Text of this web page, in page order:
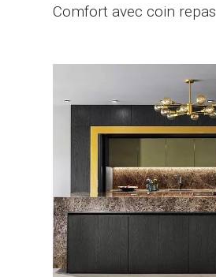
Comfort avec coin repas